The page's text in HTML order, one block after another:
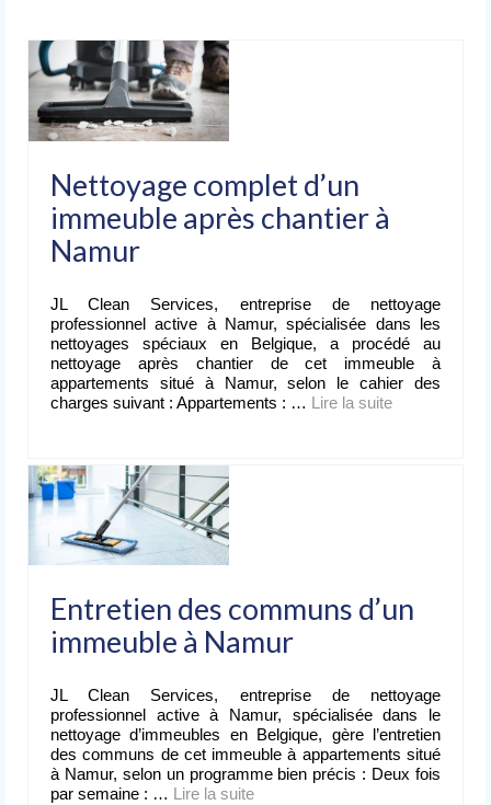
L’entreprise
de nettoyage
Devis
Contact
Nettoyage complet d’un
immeuble après chantier à
Namur
JL Clean Services, entreprise de nettoyage
professionnel active à Namur, spécialisée dans les
nettoyages spéciaux en Belgique, a procédé au
nettoyage après chantier de cet immeuble à
appartements situé à Namur, selon le cahier des
charges suivant : Appartements : … Lire la suite­­
Entretien des communs d’un
immeuble à Namur
JL Clean Services, entreprise de nettoyage
professionnel active à Namur, spécialisée dans le
nettoyage d’immeubles en Belgique, gère l’entretien
des communs de cet immeuble à appartements situé
à Namur, selon un programme bien précis : Deux fois
par semaine : … Lire la suite­­